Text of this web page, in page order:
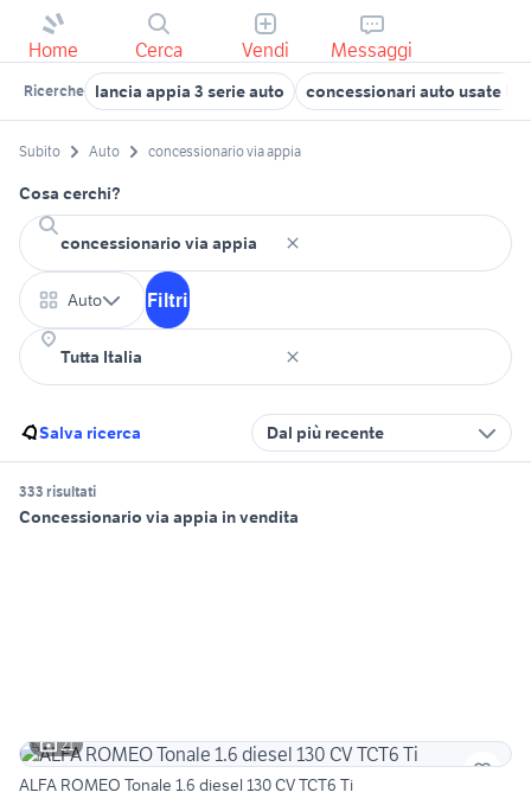
Home Cerca Vendi Messaggi
Ricerche lancia appia 3 serie auto concessionari auto usate
Subito Auto concessionario via appia
Cosa cerchi?
Auto Filtri
Salva ricerca Dal più recente
333 risultati
Concessionario via appia in vendita
21
ALFA ROMEO Tonale 1.6 diesel 130 CV TCT6 Ti